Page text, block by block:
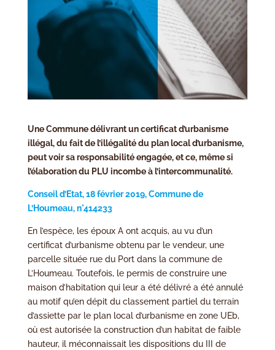
Une Commune délivrant un certificat d’urbanisme
illégal, du fait de l’illégalité du plan local d’urbanisme,
peut voir sa responsabilité engagée, et ce, même si
l’élaboration du PLU incombe à l’intercommunalité.
Conseil d’Etat, 18 février 2019, Commune de
L’Houmeau, n°414233
En l’espèce, les époux A ont acquis, au vu d’un
certificat d’urbanisme obtenu par le vendeur, une
parcelle située rue du Port dans la commune de
L’Houmeau. Toutefois, le permis de construire une
maison d’habitation qui leur a été délivré a été annulé
au motif qu’en dépit du classement partiel du terrain
d’assiette par le plan local d’urbanisme en zone UEb,
où est autorisée la construction d’un habitat de faible
hauteur, il méconnaissait les dispositions du III de